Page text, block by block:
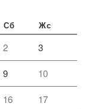
Сб Жс
2 3
9 10
16 17